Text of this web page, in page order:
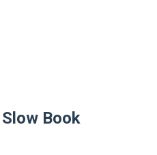
Book